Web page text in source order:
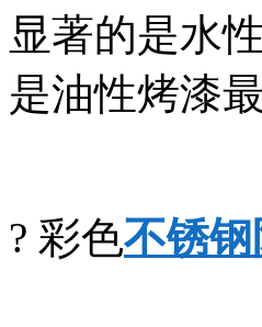
显著的是水
是油性烤漆
? 彩色不锈